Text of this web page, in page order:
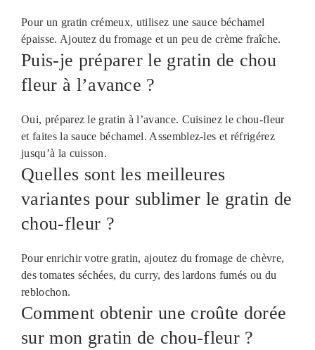
Pour un gratin crémeux, utilisez une sauce béchamel
épaisse. Ajoutez du fromage et un peu de crème fraîche.
Puis-je préparer le gratin de chou
fleur à l’avance ?
Oui, préparez le gratin à l’avance. Cuisinez le chou-fleur
et faites la sauce béchamel. Assemblez-les et réfrigérez
jusqu’à la cuisson.
Quelles sont les meilleures
variantes pour sublimer le gratin de
chou-fleur ?
Pour enrichir votre gratin, ajoutez du fromage de chèvre,
des tomates séchées, du curry, des lardons fumés ou du
reblochon.
Comment obtenir une croûte dorée
sur mon gratin de chou-fleur ?